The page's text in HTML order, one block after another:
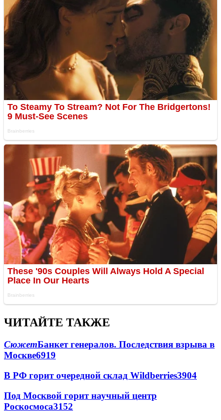
ЧИТАЙТЕ ТАКЖЕ
СюжетБанкет генералов. Последствия взрыва в
Москве6919
В РФ горит очередной склад Wildberries3904
Под Москвой горит научный центр
Роскосмоса3152